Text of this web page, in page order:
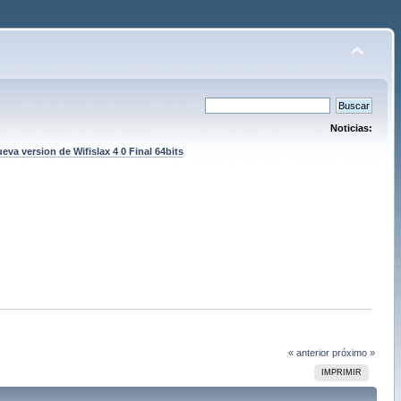
Noticias:
version de Wifislax 4 0 Final 64bits
« anterior próximo »
IMPRIMIR